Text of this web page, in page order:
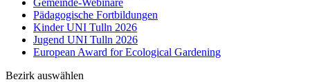
Pädagogische Fortbildungen
Kinder UNI Tulln 2026
Jugend UNI Tulln 2026
European Award for Ecological Gardening
Bezirk auswählen